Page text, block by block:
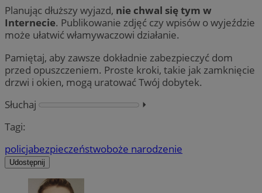
Planując dłuższy wyjazd, nie chwal się tym w
Internecie. Publikowanie zdjęć czy wpisów o wyjeździe
może ułatwić włamywaczowi działanie.
Pamiętaj, aby zawsze dokładnie zabezpieczyć dom
przed opuszczeniem. Proste kroki, takie jak zamknięcie
drzwi i okien, mogą uratować Twój dobytek.
Słuchaj
⏵︎
Tagi:
policjabezpieczeństwoboże narodzenie
Udostępnij